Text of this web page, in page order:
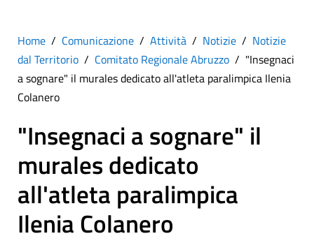
Home Comunicazione Attività Notizie
Notizie
dal Territorio
Comitato Regionale Abruzzo
"Insegnaci
a sognare" il murales dedicato all'atleta paralimpica Ilenia
Colanero
"Insegnaci a sognare" il
murales dedicato
all'atleta paralimpica
Ilenia Colanero